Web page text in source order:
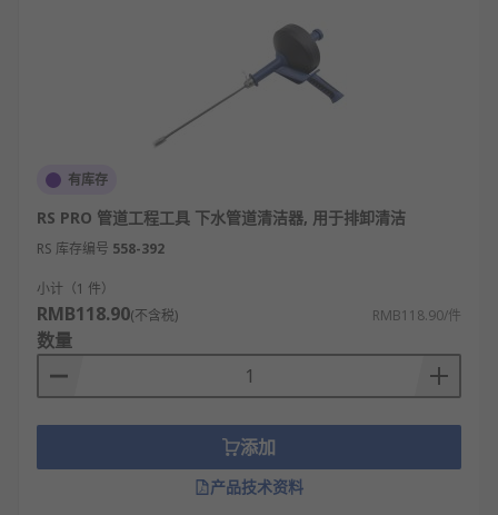
气动式工具适合处理突发性软堵塞，但对顽固
油垢和硬物堵塞效果不佳。
管道疏通工具的类型
桶、地漏的轻微堵塞。
手摇疏通器：通过人力旋转钢丝软管，适合处
理洗菜池、洗手盆的常见堵塞。
电动管道疏通机：使用电机驱动，疏通力度
大，适合处理较严重的管道堵塞。
高压水射流清洗机：利用高压水流，能彻底清
除管壁附着物，疏通效果显著。
管道内部情况，精准定位问题。
化学疏通剂：通过化学溶解作用分解堵塞物，
使用方便但需要注意安全性。
有库存
RS PRO 管道工程工具 下水管道清洁器, 用于排卸清洁
RS 库存编号 558-392
小计（1 件）
RMB118.90(不含税) RMB118.90/件
数量
添加
产品技术资料